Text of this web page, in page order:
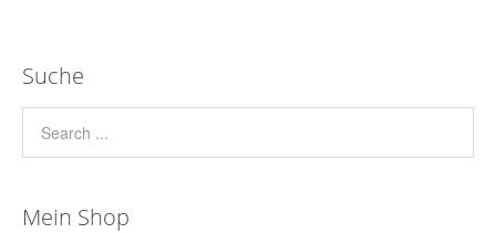
Suche
Mein Shop